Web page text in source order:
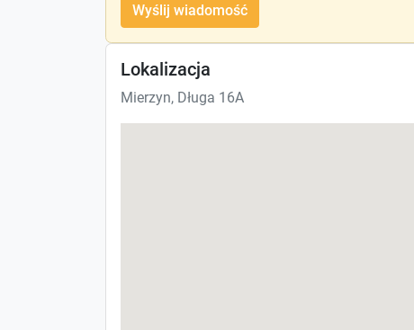
Wyślij wiadomość
Lokalizacja
Mierzyn, Długa 16A